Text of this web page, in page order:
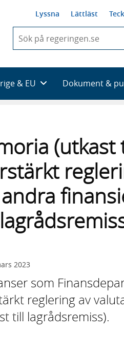
Lyssna Lättläst
du
skriva
framträder
en
& EU Dokument &
(utkast
2023
som
reglering av
till lagrådsremiss).